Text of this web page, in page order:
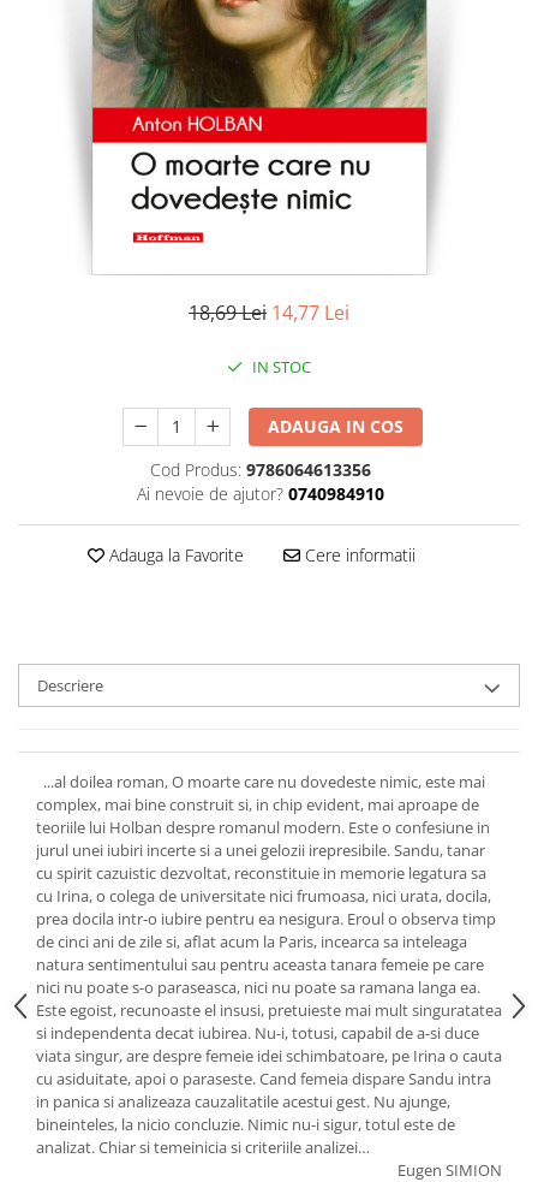
Literatura
Contemporana
Sociologie si filozofie
18,69 Lei 14,77 Lei
IN STOC
ADAUGA IN COS
Cod Produs: 9786064613356
Ai nevoie de ajutor? 0740984910
Adauga la Favorite Cere informatii
Descriere
...al doilea roman, O moarte care nu dovedeste nimic, este mai
complex, mai bine construit si, in chip evident, mai aproape de
teoriile lui Holban despre romanul modern. Este o confesiune in
jurul unei iubiri incerte si a unei gelozii irepresibile. Sandu, tanar
cu spirit cazuistic dezvoltat, reconstituie in memorie legatura sa
cu Irina, o colega de universitate nici frumoasa, nici urata, docila,
prea docila intr-o iubire pentru ea nesigura. Eroul o observa timp
de cinci ani de zile si, aflat acum la Paris, incearca sa inteleaga
natura sentimentului sau pentru aceasta tanara femeie pe care
nici nu poate s-o paraseasca, nici nu poate sa ramana langa ea.
Este egoist, recunoaste el insusi, pretuieste mai mult singuratatea
si independenta decat iubirea. Nu-i, totusi, capabil de a-si duce
viata singur, are despre femeie idei schimbatoare, pe Irina o cauta
cu asiduitate, apoi o paraseste. Cand femeia dispare Sandu intra
in panica si analizeaza cauzalitatile acestui gest. Nu ajunge,
bineinteles, la nicio concluzie. Nimic nu-i sigur, totul este de
analizat. Chiar si temeinicia si criteriile analizei…
Eugen SIMION